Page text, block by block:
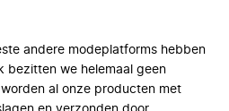
andere modeplatforms hebben
bezitten we helemaal geen
al onze producten met